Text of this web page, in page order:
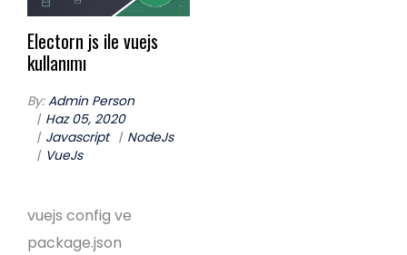
Electorn js ile vuejs
kullanımı
By:Admin Person
Haz 05, 2020
Javascript
NodeJs
VueJs
vuejs config ve
package.json